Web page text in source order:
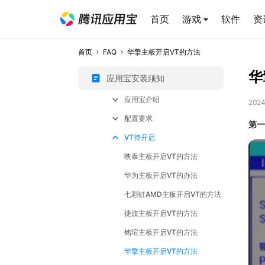
首页 游戏 软件 资
首页 FAQ 华擎主板开启VT的方法
应用宝安装须知
应用宝介绍
配置要求
VT待开启
映泰主板开启VT的方法
华为主板开启VT的办法
七彩虹AMD主板开启VT的方法
捷波主板开启VT的方法
铭瑄主板开启VT的方法
华擎主板开启VT的方法
第